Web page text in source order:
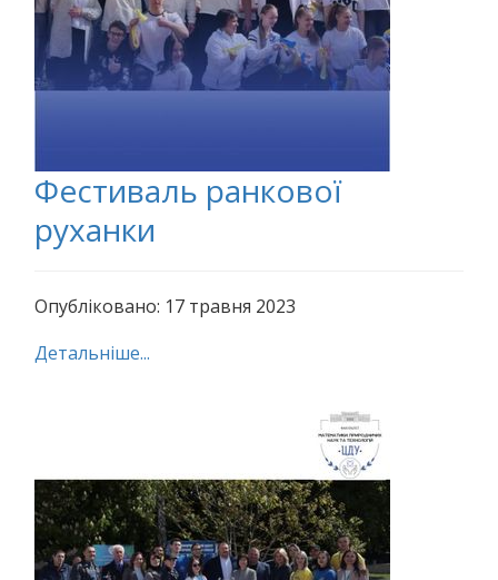
Фестиваль ранкової
руханки
Опубліковано: 17 травня 2023
Детальніше...